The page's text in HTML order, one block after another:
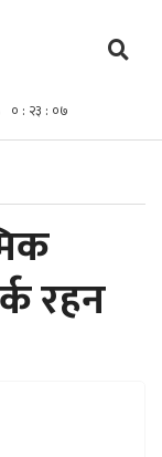
० : २३ : ०८
रहन